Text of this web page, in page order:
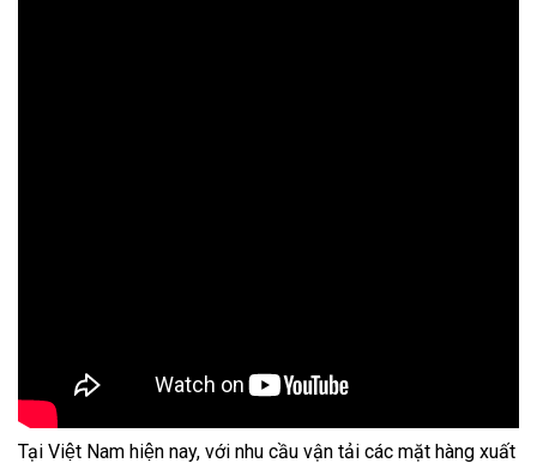
Tại Việt Nam hiện nay, với nhu cầu vận tải các mặt hàng xuất